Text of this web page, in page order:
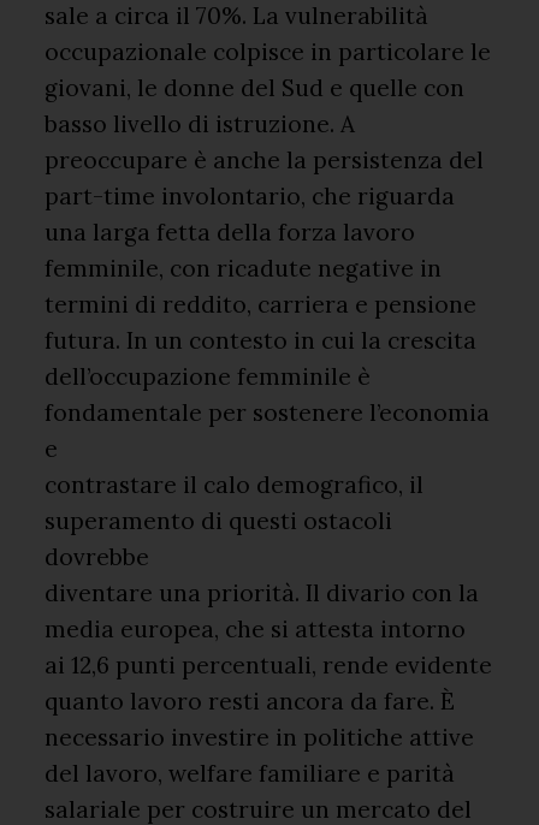
sale a circa il 70%. La vulnerabilità
occupazionale colpisce in particolare le
giovani, le donne del Sud e quelle con
basso livello di istruzione. A
preoccupare è anche la persistenza del
part-time involontario, che riguarda
una larga fetta della forza lavoro
femminile, con ricadute negative in
termini di reddito, carriera e pensione
futura. In un contesto in cui la crescita
dell’occupazione femminile è
fondamentale per sostenere l’economia
e
contrastare il calo demografico, il
superamento di questi ostacoli
dovrebbe
diventare una priorità. Il divario con la
media europea, che si attesta intorno
ai 12,6 punti percentuali, rende evidente
quanto lavoro resti ancora da fare. È
necessario investire in politiche attive
del lavoro, welfare familiare e parità
salariale per costruire un mercato del